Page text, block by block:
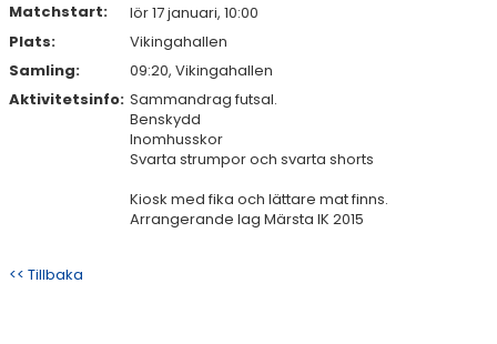
Matchstart:
lör 17 januari, 10:00
Plats:
Vikingahallen
Samling:
09:20, Vikingahallen
Aktivitetsinfo: Sammandrag futsal.
Benskydd
Inomhusskor
Svarta strumpor och svarta shorts
Kiosk med fika och lättare mat finns.
Arrangerande lag Märsta IK 2015
<< Tillbaka